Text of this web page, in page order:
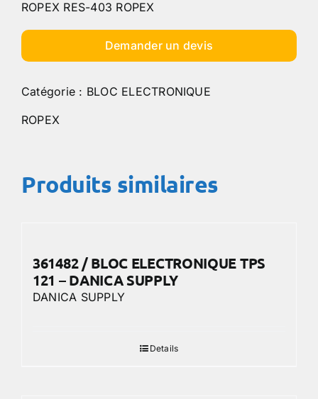
ROPEX RES-403 ROPEX
Demander un devis
Catégorie : BLOC ELECTRONIQUE
ROPEX
Produits similaires
361482 / BLOC ELECTRONIQUE TPS
121 – DANICA SUPPLY
DANICA SUPPLY
Details